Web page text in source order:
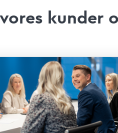
kunder